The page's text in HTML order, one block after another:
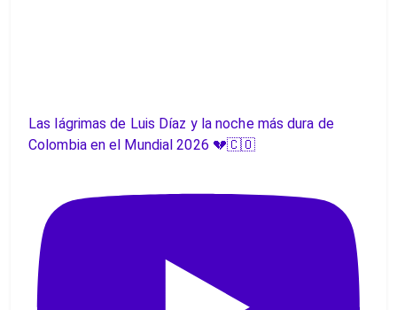
Las lágrimas de Luis Díaz y la noche más dura de
Colombia en el Mundial 2026 💔🇨🇴